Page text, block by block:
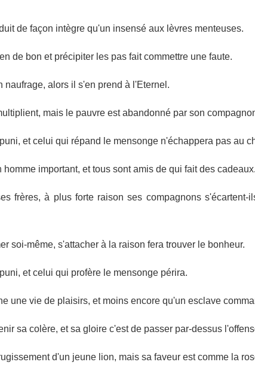
de façon intègre qu'un insensé aux lèvres menteuses.
de bon et précipiter les pas fait commettre une faute.
naufrage, alors il s'en prend à l'Eternel.
mais le pauvre est abandonné par son
et celui qui répand le mensonge n'échappera pas au
important, et tous sont amis de qui fait des cadeaux.
frères, à plus forte raison ses compagnons
soi-même, s'attacher à la raison fera trouver le bonheur.
et celui qui profère le mensonge périra.
une vie de plaisirs, et moins encore qu'un esclave
sa colère, et sa gloire c'est de passer par-dessus
d'un jeune lion, mais sa faveur est comme la